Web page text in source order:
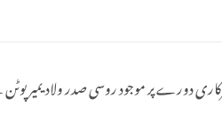
پر موجود روسی صدر ولادیمیر پوٹن